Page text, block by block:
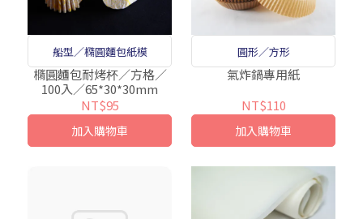
船型／橢圓麵包紙模
橢圓麵包耐烤杯／方格／
100入／65*30*30mm
NT$95
加入購物車
圓形／方形
氣炸鍋專用紙
NT$110
加入購物車